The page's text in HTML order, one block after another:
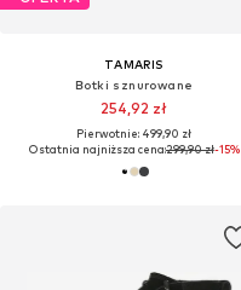
TAMARIS
Botki sznurowane
254,92 zł
Pierwotnie: 499,90 zł
Ostatnia najniższa cena:299,90 zł-15%